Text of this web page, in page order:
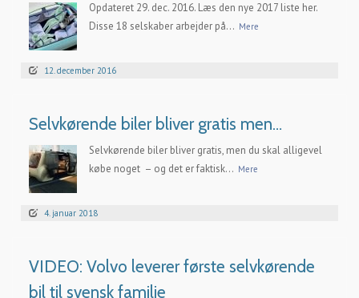
Opdateret 29. dec. 2016. Læs den nye 2017 liste her.
Disse 18 selskaber arbejder på... Mere
12. december 2016
Selvkørende biler bliver gratis men…
Selvkørende biler bliver gratis, men du skal alligevel
købe noget – og det er faktisk... Mere
4. januar 2018
VIDEO: Volvo leverer første selvkørende
bil til svensk familie